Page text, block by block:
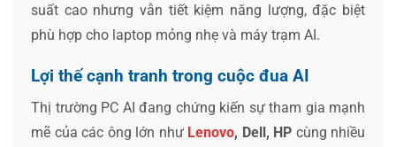
suất cao nhưng vẫn tiết kiệm năng lượng, đặc biệt
phù hợp cho laptop mỏng nhẹ và máy trạm AI.
Lợi thế cạnh tranh trong cuộc đua AI
Thị trường PC AI đang chứng kiến sự tham gia mạnh
mẽ của các ông lớn như Lenovo, Dell, HP cùng nhiều